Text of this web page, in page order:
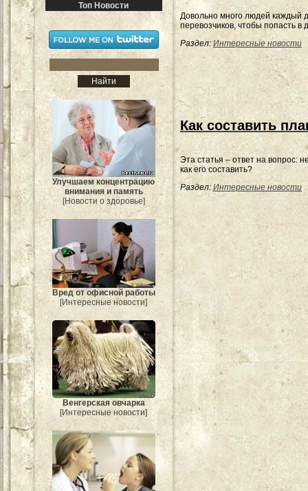
Топ Новости
Улучшаем концентрацию
внимания и память
[Новости о здоровье]
Вред от офисной работы
[Интересные новости]
Венгерская овчарка
[Интересные новости]
Довольно много людей каждый
перевозчиков, чтобы попасть в
Раздел: Интересные новости
Как составить
Эта статья – ответ на вопрос:
как его составить?
Раздел: Интересные новости